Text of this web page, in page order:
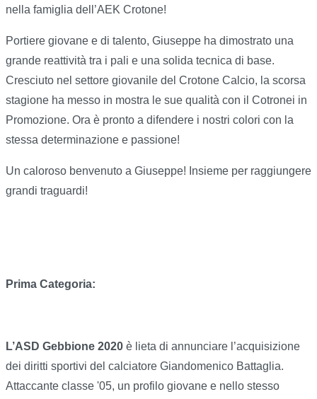
nella famiglia dell’AEK Crotone!
Portiere giovane e di talento, Giuseppe ha dimostrato una
grande reattività tra i pali e una solida tecnica di base.
Cresciuto nel settore giovanile del Crotone Calcio, la scorsa
stagione ha messo in mostra le sue qualità con il Cotronei in
Promozione. Ora è pronto a difendere i nostri colori con la
stessa determinazione e passione!
Un caloroso benvenuto a Giuseppe! Insieme per raggiungere
grandi traguardi!
Prima Categoria:
L’ASD Gebbione 2020 è lieta di annunciare l’acquisizione
dei diritti sportivi del calciatore Giandomenico Battaglia.
Attaccante classe '05, un profilo giovane e nello stesso